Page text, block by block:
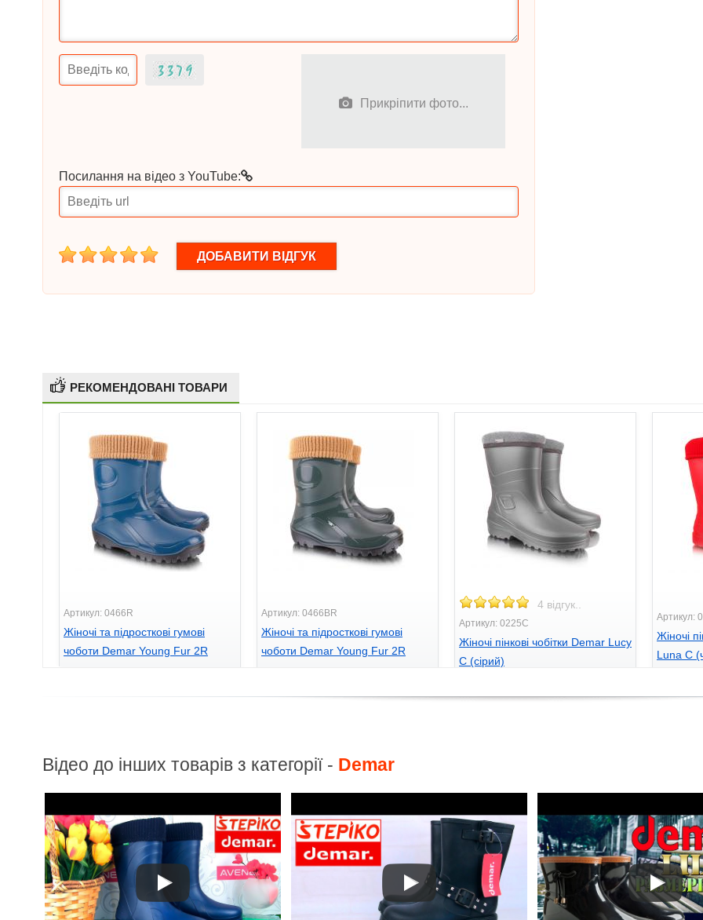
Прикріпити фото...
Посилання на відео з YouTube:
1 2 3 4 5
РЕКОМЕНДОВАНІ ТОВАРИ
Артикул: 0466R
Жіночі та підросткові гумові
чоботи Demar Young Fur 2R
Артикул: 0466BR
Жіночі та підросткові гумові
чоботи Demar Young Fur 2R
4 відгук..
Артикул: 0225C
Жіночі пінкові чобітки Demar Lucy
C (сірий)
850грн.
Артикул:
Жіночі
Luna С
Відео до інших товарів з категорії - Demar